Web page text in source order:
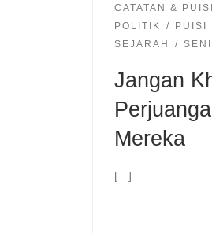
CATATAN & PUISI
POLITIK
PUISI
SEJARAH
Jangan
Mereka
[…]